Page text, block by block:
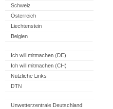
Schweiz
Österreich
Liechtenstein
Belgien
Ich will mitmachen (DE)
Ich will mitmachen (CH)
Nützliche Links
DTN
Unwetterzentrale Deutschland